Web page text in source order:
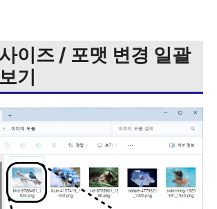
이즈 / 포맷 변경 일괄
기